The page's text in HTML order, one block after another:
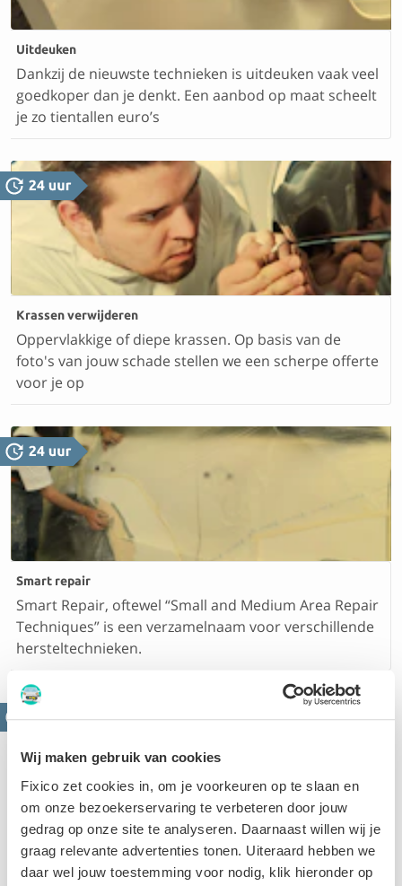
Wij maken gebruik van cookies
Fixico zet cookies in, om je voorkeuren op te slaan en
om onze bezoekerservaring te verbeteren door jouw
gedrag op onze site te analyseren. Daarnaast willen wij je
graag relevante advertenties tonen. Uiteraard hebben we
daar wel jouw toestemming voor nodig, klik hieronder op
Uitdeuken
Dankzij de nieuwste technieken is uitdeuken vaak veel
goedkoper dan je denkt. Een aanbod op maat scheelt
je zo tientallen euro’s
Krassen verwijderen
Oppervlakkige of diepe krassen. Op basis van de
foto's van jouw schade stellen we een scherpe offerte
voor je op
Smart repair
Smart Repair, oftewel “Small and Medium Area Repair
Techniques” is een verzamelnaam voor verschillende
hersteltechnieken.
Velgen herstellen
Velgen beschadigen na het raken van een stoeprand.